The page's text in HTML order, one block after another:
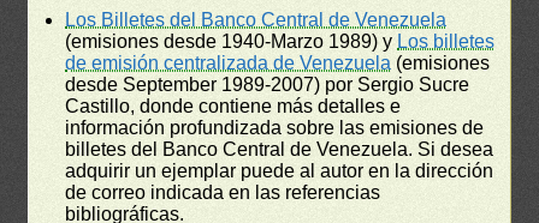
Los Billetes del Banco Central de Venezuela
(emisiones desde 1940-Marzo 1989) y Los billetes
de emisión centralizada de Venezuela (emisiones
desde September 1989-2007) por Sergio Sucre
Castillo, donde contiene más detalles e
información profundizada sobre las emisiones de
billetes del Banco Central de Venezuela. Si desea
adquirir un ejemplar puede al autor en la dirección
de correo indicada en las referencias
bibliográficas.